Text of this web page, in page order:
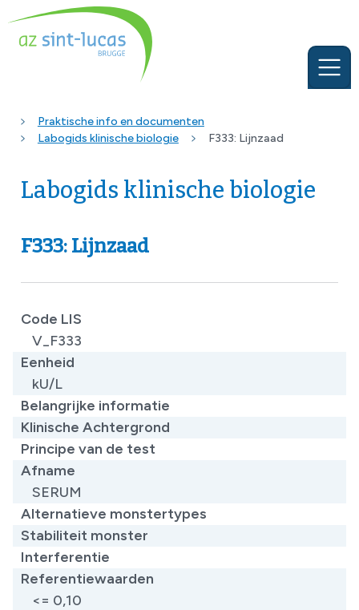
Praktische info en documenten
Labogids klinische biologie
F333: Lijnzaad
Labogids klinische biologie
F333: Lijnzaad
Code LIS
V_F333
Eenheid
kU/L
Belangrijke informatie
Klinische Achtergrond
Principe van de test
Afname
SERUM
Alternatieve monstertypes
Stabiliteit monster
Interferentie
Referentiewaarden
​<= 0,10